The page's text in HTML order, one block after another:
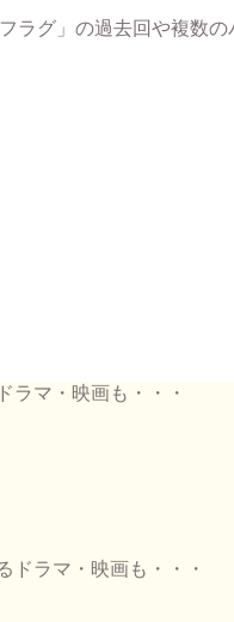
ラグ」の過去回や複数の
ラマ・映画も・・・
ドラマ・映画も・・・